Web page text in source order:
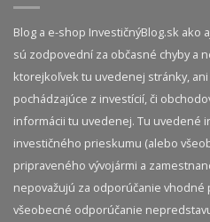
Blog a e-shop InvestičnýBlog.sk ako
sú zodpovední za občasné chyby a
ktorejkoľvek tu uvedenej stránky,
pochádzajúce z investícií, či
informácii tu uvedenej. Tu uvedené
investičného prieskumu (alebo
pripraveného vývojármi a
nepovažujú za odporúčanie
všeobecné odporúčanie